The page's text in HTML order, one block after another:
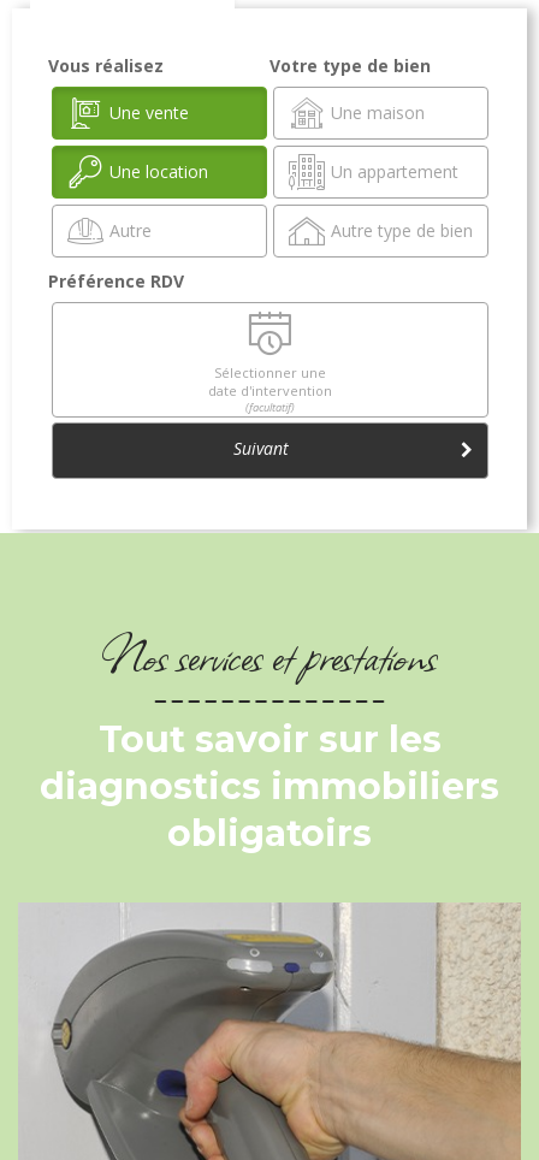
Vous réalisez
Une vente
Une location
Autre
Votre type de bien
Une maison
Un appartement
Autre type de bien
Préférence RDV
Sélectionner une
date d'intervention
(facultatif)
Suivant
Nos services et prestations
Tout savoir sur les
diagnostics immobiliers
obligatoirs